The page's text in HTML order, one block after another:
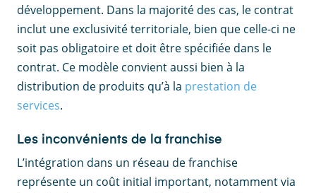
développement. Dans la majorité des cas, le contrat
inclut une exclusivité territoriale, bien que celle-ci ne
soit pas obligatoire et doit être spécifiée dans le
contrat. Ce modèle convient aussi bien à la
distribution de produits qu’à la prestation de
services.
Les inconvénients de la franchise
L’intégration dans un réseau de franchise
représente un coût initial important, notamment via